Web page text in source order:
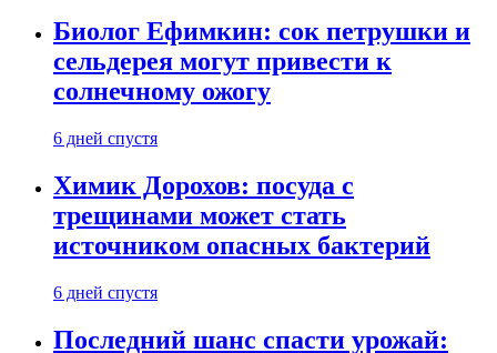
Биолог Ефимкин: сок петрушки и
сельдерея могут привести к
солнечному ожогу
6 дней спустя
Химик Дорохов: посуда с
трещинами может стать
источником опасных бактерий
6 дней спустя
Последний шанс спасти урожай: